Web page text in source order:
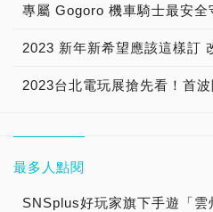
2023台北電玩展搶先看！首
最多人點閱